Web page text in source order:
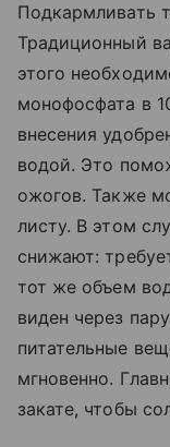
Подкармливать
Традиционный
этого
монофосфата в
внесения
водой. Это
ожогов. Также
листу. В этом
снижают:
тот же объем
виден через
питательные
мгновенно.
закате, чтобы